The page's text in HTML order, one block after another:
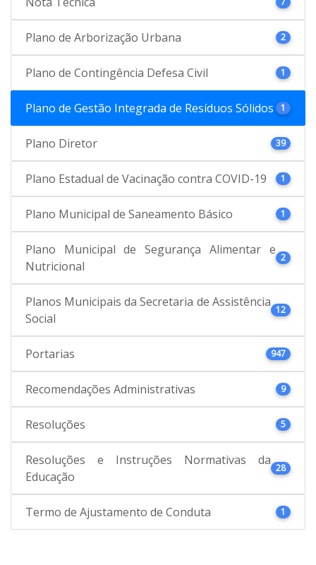
Plano de Arborização Urbana 2
Plano de Contingência Defesa Civil 1
Plano de Gestão Integrada de Resíduos Sólidos 1
Plano Diretor 39
Plano Estadual de Vacinação contra COVID-19 1
Plano Municipal de Saneamento Básico 1
Plano Municipal de Segurança Alimentar e
Nutricional
2
Planos Municipais da Secretaria de Assistência
Social
12
Portarias 947
Recomendações Administrativas 9
Resoluções 5
Resoluções e Instruções Normativas da
Educação
28
Termo de Ajustamento de Conduta 1